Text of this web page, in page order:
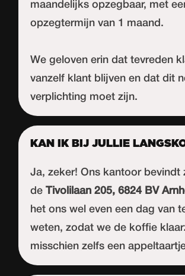
maandelijks opzegbaar, met
opzegtermijn van 1 maand.
We geloven erin dat tevreden
vanzelf klant blijven en dat dit
verplichting moet zijn.
KAN IK BIJ JULLIE
Ja, zeker! Ons kantoor bevindt
deTivolilaan 205, 6824 BV
het ons wel even een dag van
weten, zodat we de koffie
misschien zelfs een